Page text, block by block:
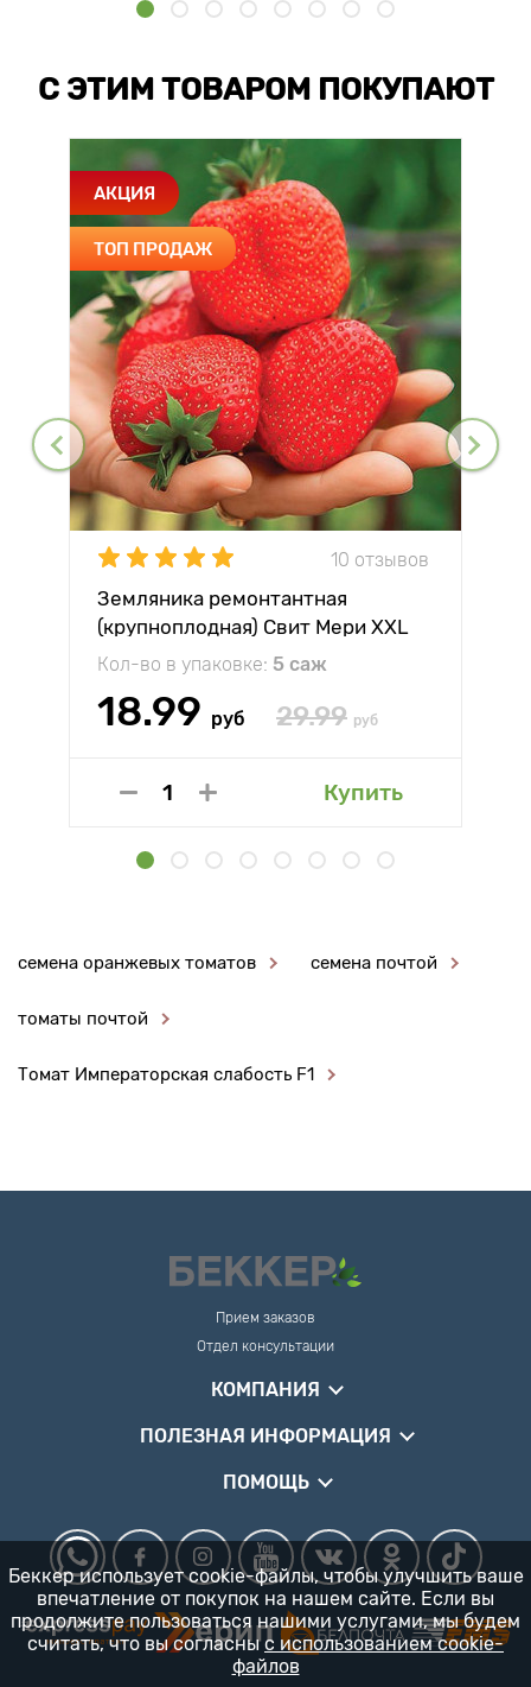
С ЭТИМ ТОВАРОМ ПОКУПАЮТ
АКЦИЯ
ТОП ПРОДАЖ
10 отзывов
Земляника ремонтантная
(крупноплодная) Свит Мери XXL
Кол-во в упаковке: 5 саж
18.99 руб 29.99 руб
Купить
семена оранжевых томатов семена почтой
томаты почтой
Томат Императорская слабость F1
Прием заказов
Отдел консультации
КОМПАНИЯ
ПОЛЕЗНАЯ ИНФОРМАЦИЯ
ПОМОЩЬ
Беккер использует cookie-файлы, чтобы улучшить ваше
впечатление от покупок на нашем сайте. Если вы
продолжите пользоваться нашими услугами, мы будем
считать, что вы согласны с использованием cookie-
файлов